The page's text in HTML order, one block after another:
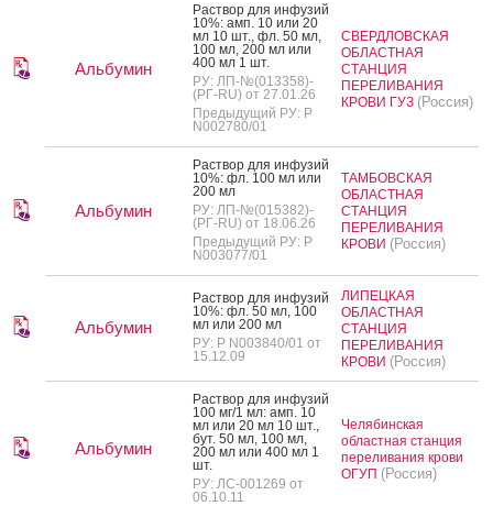
Альбумин
Рас­твор для ин­фу­зий
10%: амп. 10 или 20
мл 10 шт., фл. 50 мл,
100 мл, 200 мл или
400 мл 1 шт.
РУ: ЛП-№(013358)-
(РГ-RU) от 27.01.26
Предыдущий РУ: Р
N002780/01
СВЕРДЛОВСКАЯ
ОБЛАСТНАЯ
СТАНЦИЯ
ПЕРЕЛИВАНИЯ
КРОВИ ГУЗ (Россия)
Альбумин
Рас­твор для ин­фу­зий
10%: фл. 100 мл или
200 мл
РУ: ЛП-№(015382)-
(РГ-RU) от 18.06.26
Предыдущий РУ: Р
N003077/01
ТАМБОВСКАЯ
ОБЛАСТНАЯ
СТАНЦИЯ
ПЕРЕЛИВАНИЯ
КРОВИ (Россия)
Альбумин
Рас­твор для ин­фу­зий
10%: фл. 50 мл, 100
мл или 200 мл
РУ: Р N003840/01 от
15.12.09
ЛИПЕЦКАЯ
ОБЛАСТНАЯ
СТАНЦИЯ
ПЕРЕЛИВАНИЯ
КРОВИ (Россия)
Альбумин
Рас­твор для ин­фу­зий
100 мг/1 мл: амп. 10
мл или 20 мл 10 шт.,
бут. 50 мл, 100 мл,
200 мл или 400 мл 1
шт.
РУ: ЛС-001269 от
06.10.11
Челябинская
областная станция
переливания крови
ОГУП (Россия)